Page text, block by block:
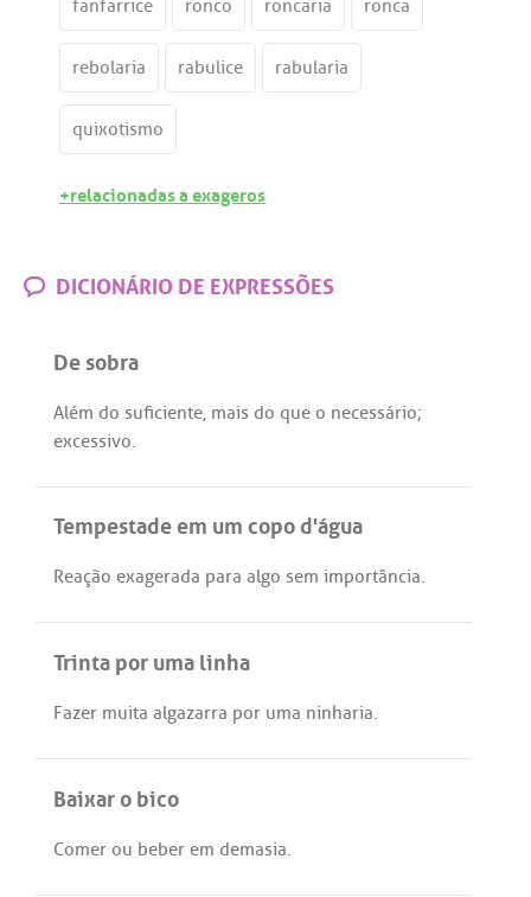
fanfarrice ronco roncaria ronca
rebolaria rabulice rabularia
quixotismo
+relacionadas a exageros
DICIONÁRIO DE EXPRESSÕES
De sobra
Além do suficiente, mais do que o necessário;
excessivo.
Tempestade em um copo d'água
Reação exagerada para algo sem importância.
Trinta por uma linha
Fazer muita algazarra por uma ninharia.
Baixar o bico
Comer ou beber em demasia.